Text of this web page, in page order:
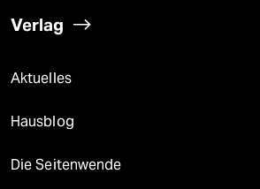
Verlag
Aktuelles
Hausblog
Die Seitenwende